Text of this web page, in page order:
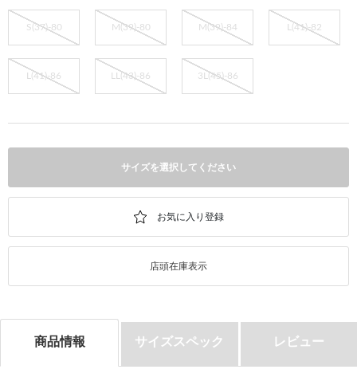
S(37)-80 M(39)-80 M(39)-84 L(41)-82
L(41)-86 LL(43)-86 3L(45)-86
サイズを選択してください
店頭在庫表示
商品情報 サイズスペック レビュー